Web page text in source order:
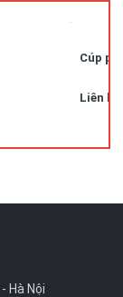
Cúp
Liên hệ
Hà Nội